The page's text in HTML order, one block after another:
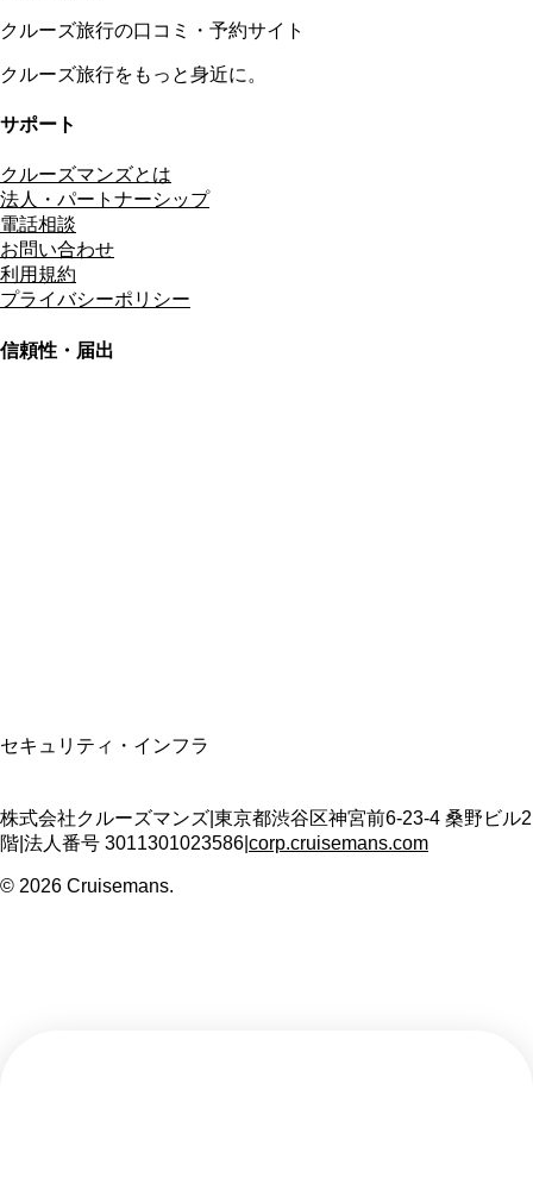
クルーズ旅行の口コミ・予約サイト
クルーズ旅行をもっと身近に。
サポート
クルーズマンズとは
法人・パートナーシップ
電話相談
お問い合わせ
利用規約
プライバシーポリシー
信頼性・届出
セキュリティ・インフラ
株式会社クルーズマンズ 東京都渋谷区神宮前6-23-4 桑野ビル2
階 法人番号 3011301023586 corp.cruisemans.com
© 2026 Cruisemans.